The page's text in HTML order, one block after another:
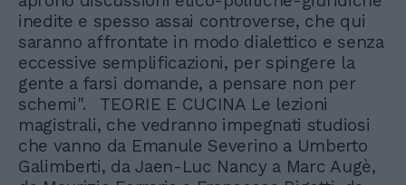
inedite e spesso assai controverse, che qui
saranno affrontate in modo dialettico e senza
eccessive semplificazioni, per spingere la
gente a farsi domande, a pensare non per
schemi". TEORIE E CUCINA Le lezioni
magistrali, che vedranno impegnati studiosi
che vanno da Emanule Severino a Umberto
Galimberti, da Jaen-Luc Nancy a Marc Augè,